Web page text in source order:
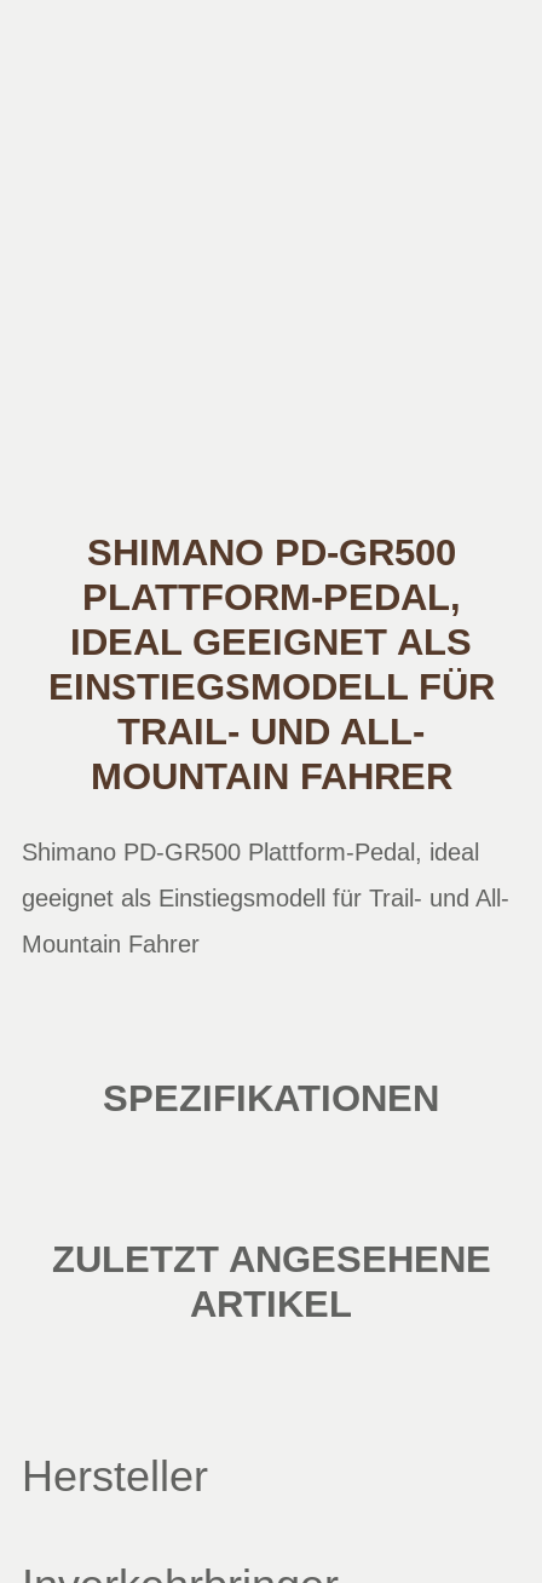
SHIMANO PD-GR500
PLATTFORM-PEDAL,
IDEAL GEEIGNET ALS
EINSTIEGSMODELL FÜR
TRAIL- UND ALL-
MOUNTAIN FAHRER
Shimano PD-GR500 Plattform-Pedal, ideal
geeignet als Einstiegsmodell für Trail- und All-
Mountain Fahrer
SPEZIFIKATIONEN
ZULETZT ANGESEHENE
ARTIKEL
Hersteller